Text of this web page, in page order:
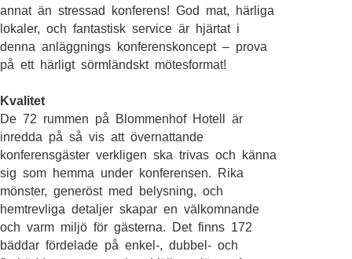
annat än stressad konferens! God mat, härliga
lokaler, och fantastisk service är hjärtat i
denna anläggnings konferenskoncept – prova
på ett härligt sörmländskt mötesformat!
Kvalitet
De 72 rummen på Blommenhof Hotell är
inredda på så vis att övernattande
konferensgäster verkligen ska trivas och känna
sig som hemma under konferensen. Rika
mönster, generöst med belysning, och
hemtrevliga detaljer skapar en välkomnande
och varm miljö för gästerna. Det finns 172
bäddar fördelade på enkel-, dubbel- och